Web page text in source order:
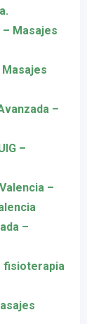
Masajes
–
–
–
–
fisioterapia